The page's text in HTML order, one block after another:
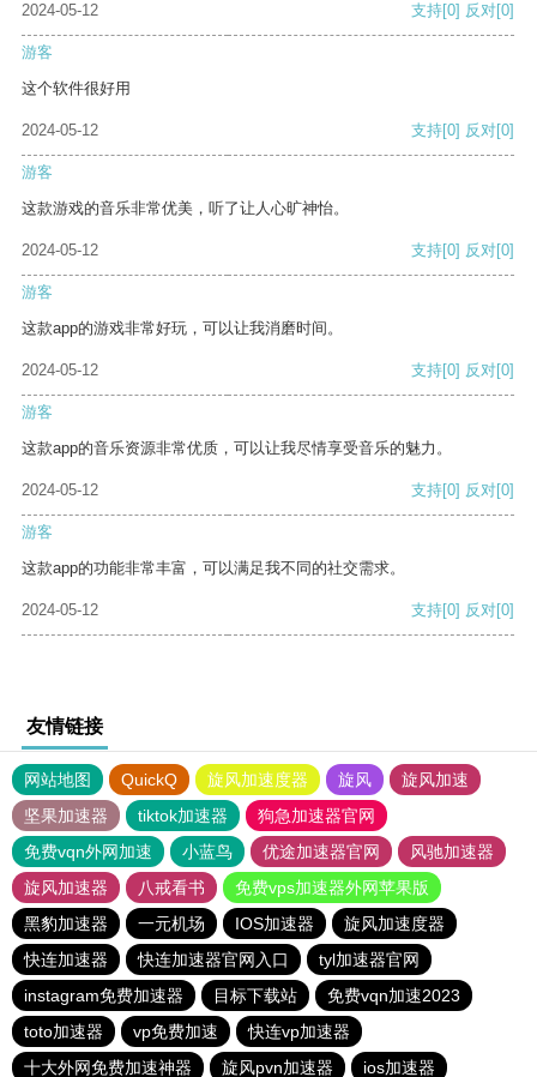
2024-05-12 支持[0] 反对[0]
游客
这个软件很好用
2024-05-12 支持[0] 反对[0]
游客
这款游戏的音乐非常优美，听了让人心旷神怡。
2024-05-12 支持[0] 反对[0]
游客
这款app的游戏非常好玩，可以让我消磨时间。
2024-05-12 支持[0] 反对[0]
游客
这款app的音乐资源非常优质，可以让我尽情享受音乐的魅力。
2024-05-12 支持[0] 反对[0]
游客
这款app的功能非常丰富，可以满足我不同的社交需求。
2024-05-12 支持[0] 反对[0]
友情链接
网站地图 QuickQ 旋风加速度器 旋风
旋风加速
坚果加速器
tiktok加速器
狗急加速器官网
免费vqn外网加速
小蓝鸟 优途加速器官网
风驰加速器
旋风加速器
八戒看书
免费vps加速器外网苹果版
黑豹加速器
一元机场 IOS加速器
旋风加速度器
快连加速器
快连加速器官网入口
tyl加速器官网
instagram免费加速器
目标下载站
免费vqn加速2023
toto加速器
vp免费加速
快连vp加速器
十大外网免费加速神器
旋风pvn加速器 ios加速器